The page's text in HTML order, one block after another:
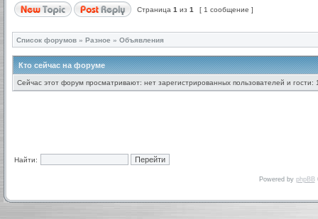
Страница 1 из 1 [ 1 сообщение ]
Список форумов » Разное » Объявления
Кто сейчас на форуме
Сейчас этот форум просматривают: нет зарегистрированных пользователей и гости:
Найти:
Powered by phpBB